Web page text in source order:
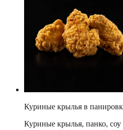
Куриные крылья в
Куриные крылья, панко,